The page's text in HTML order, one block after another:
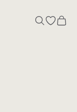
SearchOpen
Cart